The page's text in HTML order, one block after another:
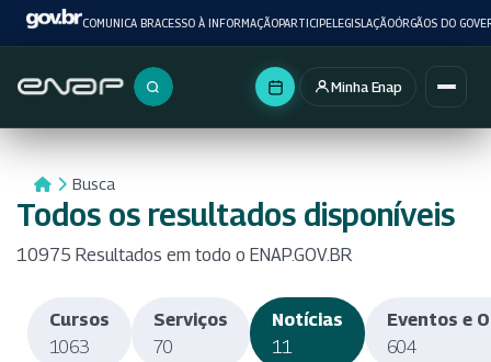
COMUNICA BRACESSO À INFORMAÇÃOPARTICIPELEGISLAÇÃOÓRGÃOS DO
Buscar no portal
Minha Enap
Busca
Todos os resultados disponíveis
10975 Resultados em todo o ENAP.GOV.BR
Cursos
1063
Serviços
70
Notícias
11
Eventos e
604